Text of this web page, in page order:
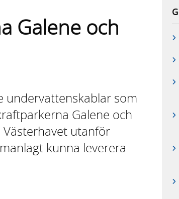
Galene och
undervattenskablar som
Galene och
Västerhavet utanför
kunna leverera